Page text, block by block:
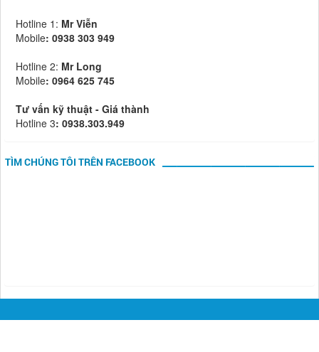
Hotline 1: Mr Viễn
Mobile: 0938 303 949
Hotline 2: Mr Long
Mobile: 0964 625 745
Tư vấn kỹ thuật - Giá thành
Hotline 3: 0938.303.949
TÌM CHÚNG TÔI TRÊN FACEBOOK